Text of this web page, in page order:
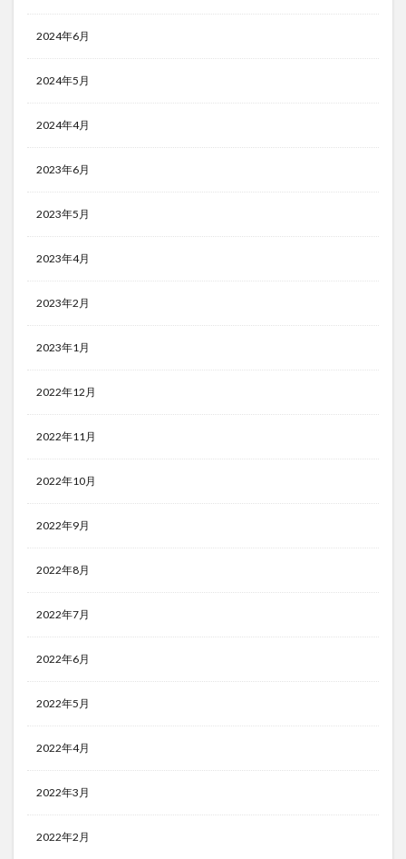
2024年6月
2024年5月
2024年4月
2023年6月
2023年5月
2023年4月
2023年2月
2023年1月
2022年12月
2022年11月
2022年10月
2022年9月
2022年8月
2022年7月
2022年6月
2022年5月
2022年4月
2022年3月
2022年2月